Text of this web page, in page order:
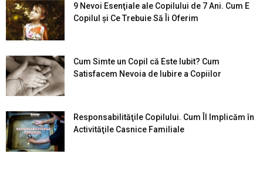
9 Nevoi Esenţiale ale Copilului de 7 Ani. Cum E
Copilul şi Ce Trebuie Să Îi Oferim
Cum Simte un Copil că Este Iubit? Cum
Satisfacem Nevoia de Iubire a Copiilor
Responsabilităţile Copilului. Cum Îl Implicăm în
Activităţile Casnice Familiale